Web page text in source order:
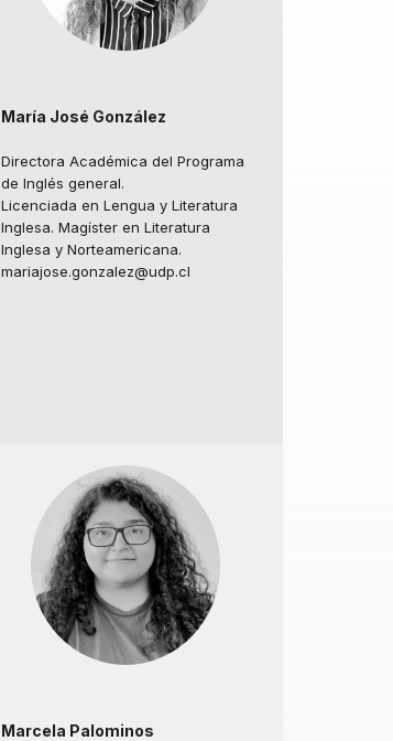
María José González
Directora Académica del Programa
de Inglés general.
Licenciada en Lengua y Literatura
Inglesa. Magíster en Literatura
Inglesa y Norteamericana.
mariajose.gonzalez@udp.cl
Marcela Palominos